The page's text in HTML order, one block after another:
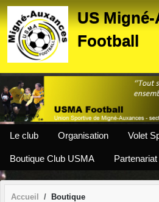
US
Football
Le club Organisation Volet
Boutique Club USMA Partenariat
Accueil Boutique
Panneau de gestion des cookies